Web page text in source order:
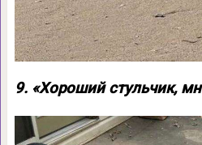
9. «Хороший стульчик,